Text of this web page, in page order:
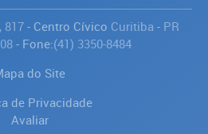
817- Centro Cívico Curitiba- PR
- Fone:(41) 3350-8484
do Site
de Privacidade
Avaliar